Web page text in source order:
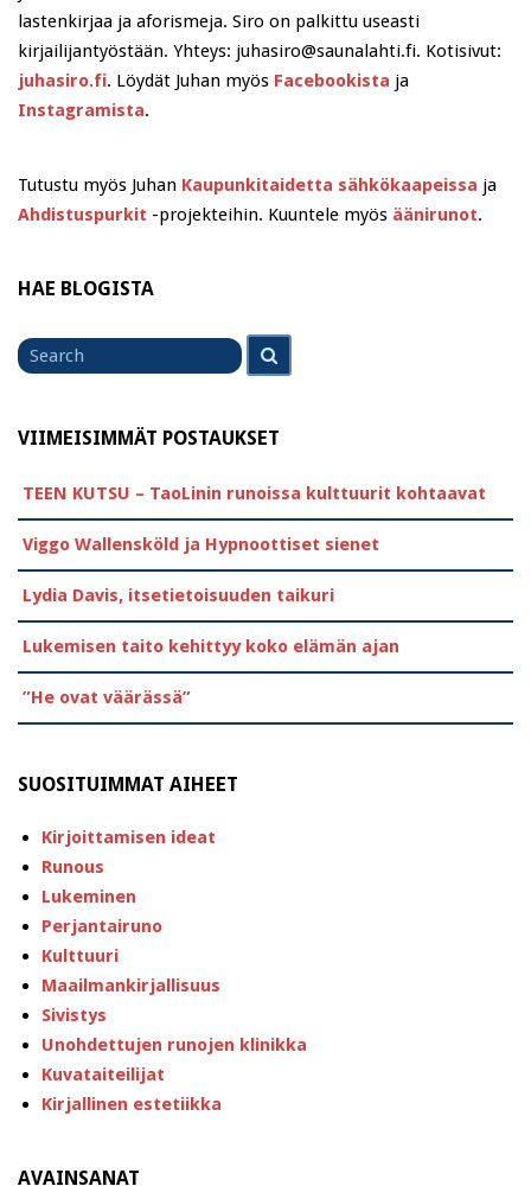
lastenkirjaa ja aforismeja. Siro on palkittu useasti
kirjailijantyöstään. Yhteys: juhasiro@saunalahti.fi. Kotisivut:
juhasiro.fi. Löydät Juhan myös Facebookista ja
Instagramista.
Tutustu myös Juhan Kaupunkitaidetta sähkökaapeissa ja
Ahdistuspurkit -projekteihin. Kuuntele myös äänirunot.
HAE BLOGISTA
Search
for
VIIMEISIMMÄT POSTAUKSET
TEEN KUTSU – TaoLinin runoissa kulttuurit kohtaavat
Viggo Wallensköld ja Hypnoottiset sienet
Lydia Davis, itsetietoisuuden taikuri
Lukemisen taito kehittyy koko elämän ajan
”He ovat väärässä”
SUOSITUIMMAT AIHEET
Kirjoittamisen ideat
Runous
Lukeminen
Perjantairuno
Kulttuuri
Maailmankirjallisuus
Sivistys
Unohdettujen runojen klinikka
Kuvataiteilijat
Kirjallinen estetiikka
AVAINSANAT